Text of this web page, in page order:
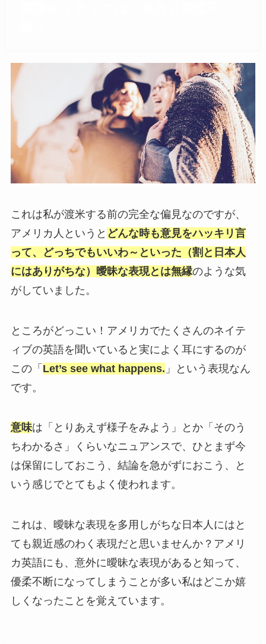
これは私が渡米する前の完全な偏見なのですが、
アメリカ人というと どんな時も意見をハッキリ言
って、どっちでもいいわ～といった（割と日本人
にはありがちな）曖昧な表現とは無縁のような気
がしていました。
ところがどっこい！アメリカでたくさんのネイテ
ィブの英語を聞いていると実によく耳にするのが
この「 Let’s see what happens. 」という表現なん
です。
意味は「とりあえず様子をみよう」とか「そのう
ちわかるさ」くらいなニュアンスで、ひとまず今
は保留にしておこう、結論を急がずにおこう、と
いう感じでとてもよく使われます。
これは、曖昧な表現を多用しがちな日本人にはと
ても親近感のわく表現だと思いませんか？アメリ
カ英語にも、意外に曖昧な表現があると知って、
優柔不断になってしまうことが多い私はどこか嬉
しくなったことを覚えています。